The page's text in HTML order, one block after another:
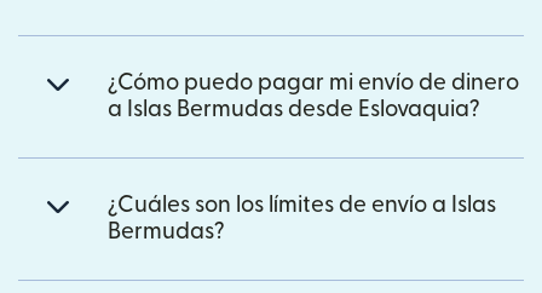
¿Cómo puedo pagar mi envío de dinero
a Islas Bermudas desde Eslovaquia?
¿Cuáles son los límites de envío a Islas
Bermudas?